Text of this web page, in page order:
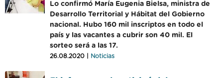
Lo confirmó María Eugenia Bielsa, ministra de
Desarrollo Territorial y Hábitat del Gobierno
nacional. Hubo 160 mil inscriptos en todo el
país y las vacantes a cubrir son 40 mil. El
sorteo será a las 17.
26.08.2020 | Noticias